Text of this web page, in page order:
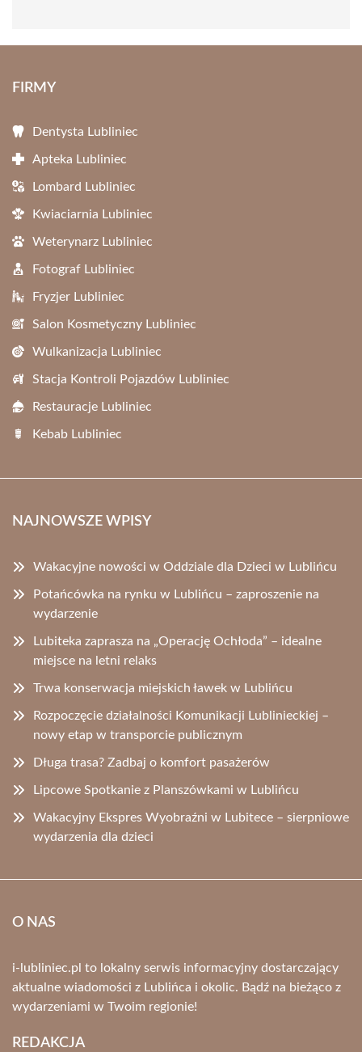
FIRMY
Dentysta Lubliniec
Apteka Lubliniec
Lombard Lubliniec
Kwiaciarnia Lubliniec
Weterynarz Lubliniec
Fotograf Lubliniec
Fryzjer Lubliniec
Salon Kosmetyczny Lubliniec
Wulkanizacja Lubliniec
Stacja Kontroli Pojazdów Lubliniec
Restauracje Lubliniec
Kebab Lubliniec
NAJNOWSZE WPISY
Wakacyjne nowości w Oddziale dla Dzieci w Lublińcu
Potańcówka na rynku w Lublińcu – zaproszenie na
wydarzenie
Lubiteka zaprasza na „Operację Ochłoda” – idealne
miejsce na letni relaks
Trwa konserwacja miejskich ławek w Lublińcu
Rozpoczęcie działalności Komunikacji Lublinieckiej –
nowy etap w transporcie publicznym
Długa trasa? Zadbaj o komfort pasażerów
Lipcowe Spotkanie z Planszówkami w Lublińcu
Wakacyjny Ekspres Wyobraźni w Lubitece – sierpniowe
wydarzenia dla dzieci
O NAS
i-lubliniec.pl to lokalny serwis informacyjny dostarczający
aktualne wiadomości z Lublińca i okolic. Bądź na bieżąco z
wydarzeniami w Twoim regionie!
REDAKCJA